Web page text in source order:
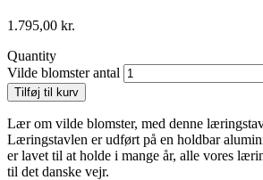
1.795,00 kr.
Quantity
Vilde blomster antal
Tilføj til kurv
Lær om vilde blomster, med denne
Læringstavlen er udført på en holdbar
er lavet til at holde i mange år, alle vores
til det danske vejr.